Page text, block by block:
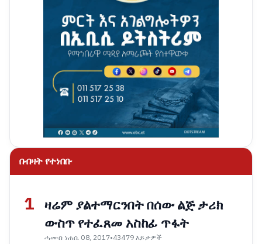
በብዛት የተነበቡ
1 ዛሬም ያልተማርንበት በሰው ልጅ ታሪክ
ውስጥ የተፈጸመ አስከፊ ጥፋት
ሓሙስ ነሐሴ 08, 2017•43479 እይታዎች